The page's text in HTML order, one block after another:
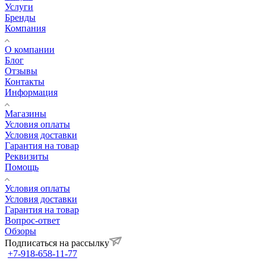
Услуги
Бренды
Компания
О компании
Блог
Отзывы
Контакты
Информация
Магазины
Условия оплаты
Условия доставки
Гарантия на товар
Реквизиты
Помощь
Условия оплаты
Условия доставки
Гарантия на товар
Вопрос-ответ
Обзоры
Подписаться на рассылку
+7-918-658-11-77